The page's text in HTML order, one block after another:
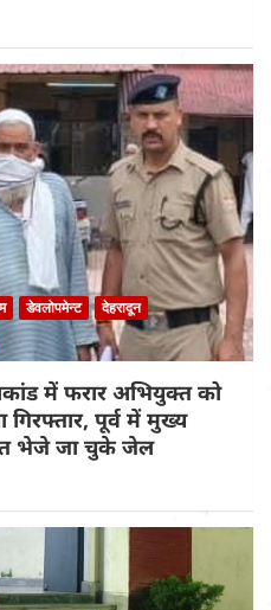
डेवलोपमेन्ट
देहरादून
में फरार अभियुक्त को
गिरफ्तार, पूर्व में मुख्य
भेजे जा चुके जेल